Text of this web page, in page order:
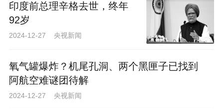
上合示范区自启动建设以来，在打造
“一带一路”国际合作新平台上承担起越来越
多的发展使命。今年，山东省、青岛市先
后出台专项政策，推动多领域资源要素向
上合示范区集聚。
印度前总理辛格去世，终年
92岁
2024-12-27 央视新闻
氧气罐爆炸？机尾孔洞、两个黑匣子已找到
阿航空难谜团待解
2024-12-27 央视新闻